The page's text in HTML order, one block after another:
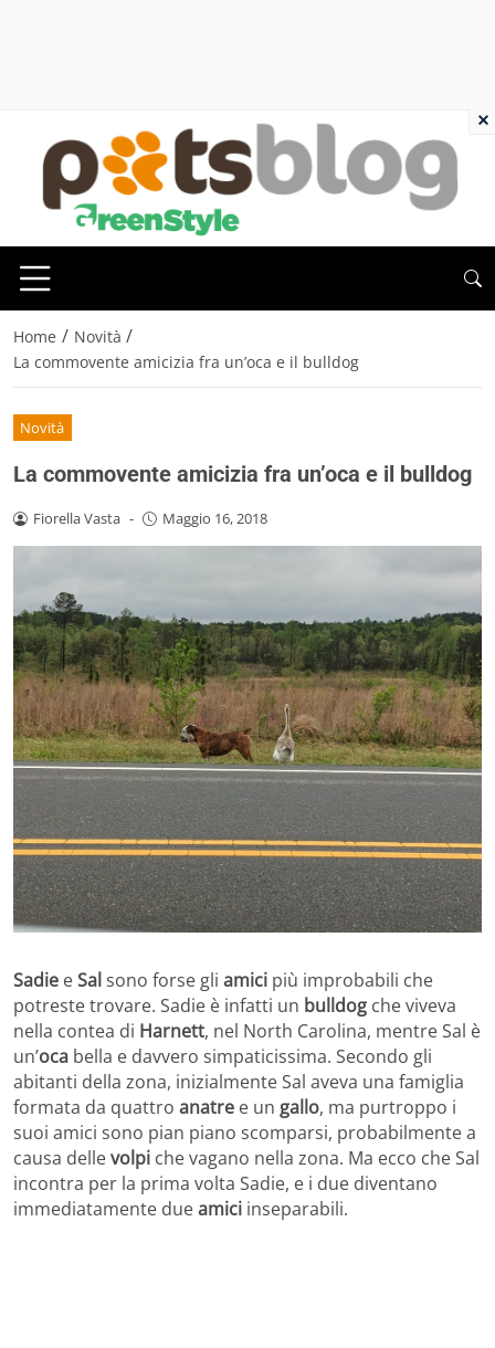
Home / Novità /
La commovente amicizia fra un’oca e il bulldog
Novità
La commovente amicizia fra un’oca e il bulldog
Fiorella Vasta - Maggio 16, 2018
Sadie eSal sono forse gli amici più improbabili che
potreste trovare. Sadie è infatti un bulldog che viveva
nella contea di Harnett, nel North Carolina, mentre Sal è
un’oca bella e davvero simpaticissima. Secondo gli
abitanti della zona, inizialmente Sal aveva una famiglia
formata da quattro anatre e un gallo, ma purtroppo i
suoi amici sono pian piano scomparsi, probabilmente a
causa dellevolpi che vagano nella zona. Ma ecco che Sal
incontra per la prima volta Sadie, e i due diventano
immediatamente dueamici inseparabili.
×